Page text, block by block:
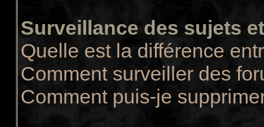
Surveillance des sujets
Quelle est la différence
Comment surveiller des
Comment puis-je